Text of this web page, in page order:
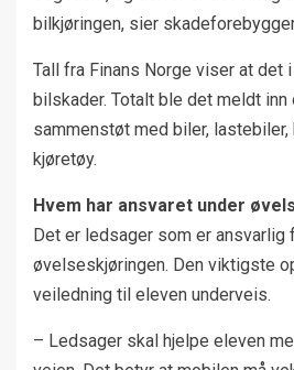
bilkjøringen, sier
Tall fra Finans Norge viser at det
bilskader. Totalt ble det meldt inn
sammenstøt med biler, lastebiler,
kjøretøy.
Hvem har ansvaret under
Det er ledsager som er ansvarlig
øvelseskjøringen. Den viktigste
veiledning til eleven underveis.
– Ledsager skal hjelpe eleven